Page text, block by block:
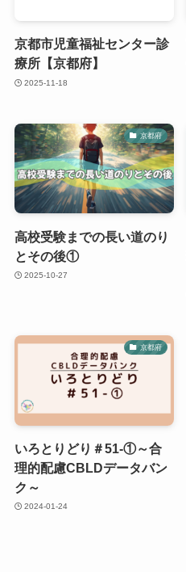
京都市児童福祉センター診
療所【京都府】
2025-11-18
京都府
高校受験までの長い道のり
とその後①
2025-10-27
京都府
いろとりどり＃51-①～合
理的配慮CBLDデータバン
ク～
2024-01-24